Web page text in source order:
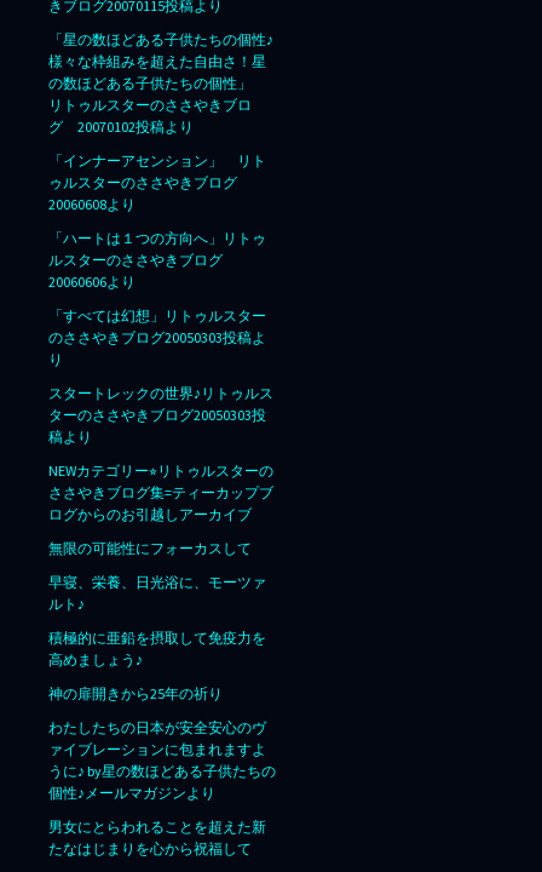
きブログ20070115投稿より
「星の数ほどある子供たちの個性♪
様々な枠組みを超えた自由さ！星
の数ほどある子供たちの個性」
リトゥルスターのささやきブロ
グ 20070102投稿より
「インナーアセンション」 リト
ゥルスターのささやきブログ
20060608より
「ハートは１つの方向へ」リトゥ
ルスターのささやきブログ
20060606より
「すべては幻想」リトゥルスター
のささやきブログ20050303投稿よ
り
スタートレックの世界♪リトゥルス
ターのささやきブログ20050303投
稿より
NEWカテゴリー⭐︎リトゥルスターの
ささやきブログ集=ティーカップブ
ログからのお引越しアーカイブ
無限の可能性にフォーカスして
早寝、栄養、日光浴に、モーツァ
ルト♪
積極的に亜鉛を摂取して免疫力を
高めましょう♪
神の扉開きから25年の祈り
わたしたちの日本が安全安心のヴ
ァイブレーションに包まれますよ
うに♪ by星の数ほどある子供たちの
個性♪メールマガジンより
男女にとらわれることを超えた新
たなはじまりを心から祝福して